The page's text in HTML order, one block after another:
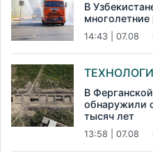
В
14:43 | 07.08
В
обнаружили
тысяч лет
13:58 | 07.08